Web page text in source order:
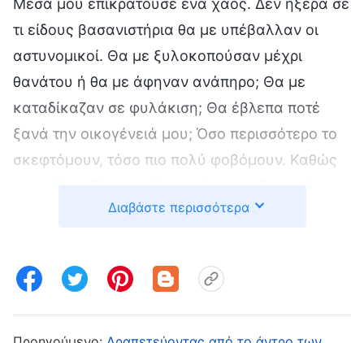
τι είδους βασανιστήρια θα με υπέβαλλαν οι
αστυνομικοί. Θα με ξυλοκοπούσαν μέχρι
θανάτου ή θα με άφηναν ανάπηρο; Θα με
καταδίκαζαν σε φυλάκιση; Θα έβλεπα ποτέ
ξανά την οικογένειά μου; Όσο περισσότερο το
σκεφτόμουν, τόσο πιο πολύ φοβόμουν. Καθώς
ξαφνικά ότι αντιμέτωπος με την καταπίεση και
μυαλό μου ήταν η σάρκα μου και η ασφάλειά
μου, και όχι το πώς να παραμείνω σταθερός
στη μαρτυρία μου για να ικανοποιήσω τον Θεό.
Διαβάστε περισσότερα